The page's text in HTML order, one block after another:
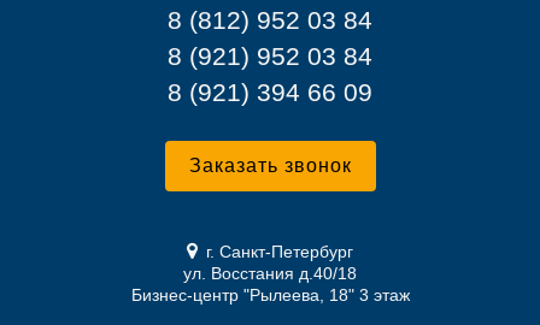
8 (812) 952 03 84
8 (921) 952 03 84
8 (921) 394 66 09
Заказать звонок
г. Санкт-Петербург
ул. Восстания д.40/18
Бизнес-центр "Рылеева, 18" 3 этаж